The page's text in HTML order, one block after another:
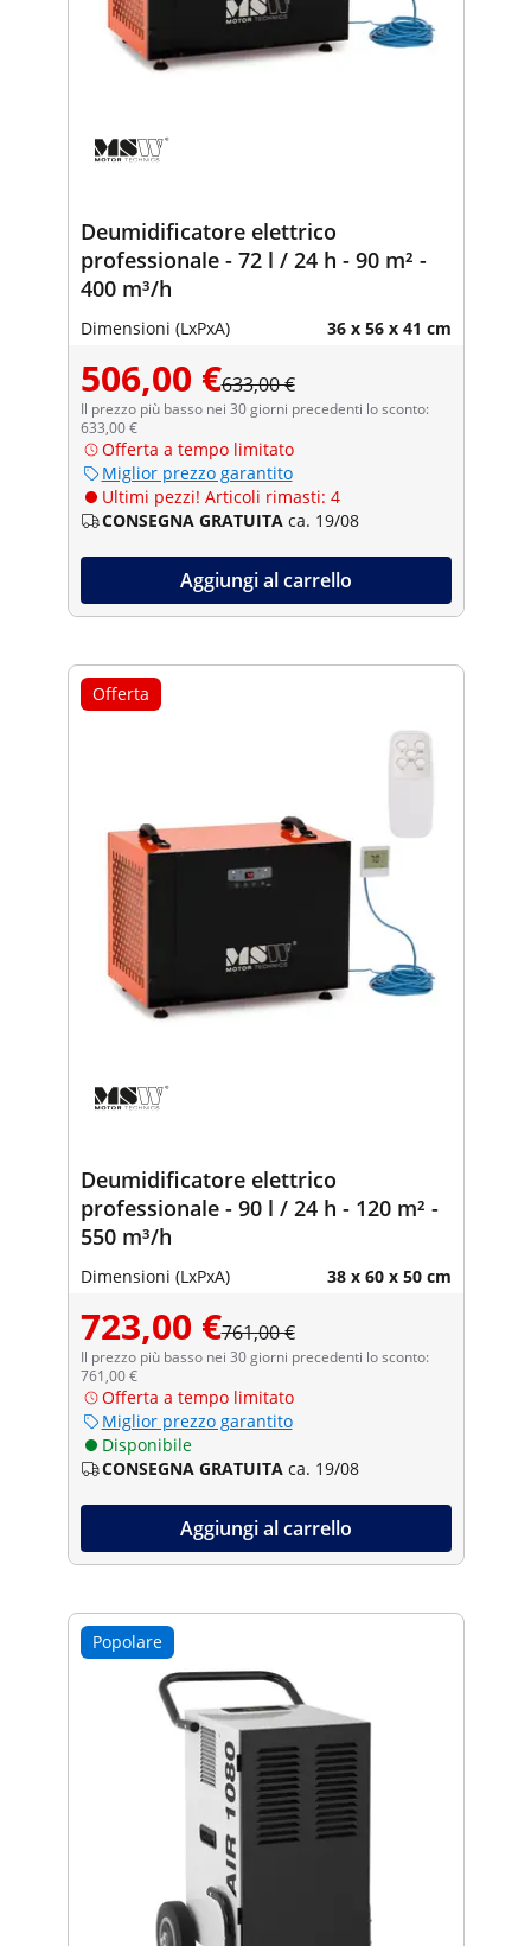
Deumidificatore elettrico
professionale - 72 l / 24 h - 90 m² -
400 m³/h
Dimensioni (LxPxA) 36 x 56 x 41 cm
506,00 €633,00 €
Il prezzo più basso nei 30 giorni precedenti lo sconto:
633,00 €
Offerta a tempo limitato
Miglior prezzo garantito
Ultimi pezzi! Articoli rimasti: 4
CONSEGNA GRATUITA ca. 19/08
Aggiungi al carrello
Offerta
Deumidificatore elettrico
professionale - 90 l / 24 h - 120 m² -
550 m³/h
Dimensioni (LxPxA) 38 x 60 x 50 cm
723,00 €761,00 €
Il prezzo più basso nei 30 giorni precedenti lo sconto:
761,00 €
Offerta a tempo limitato
Miglior prezzo garantito
Disponibile
CONSEGNA GRATUITA ca. 19/08
Aggiungi al carrello
Popolare